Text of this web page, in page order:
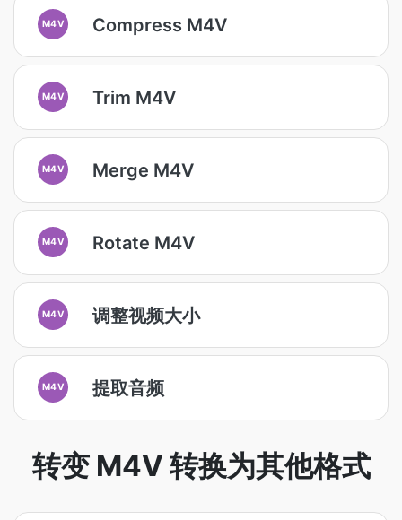
M4V Compress M4V
M4V Trim M4V
M4V Merge M4V
M4V Rotate M4V
M4V 调整视频大小
M4V 提取音频
转变 M4V 转换为其他格式